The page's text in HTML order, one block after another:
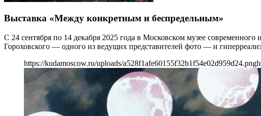
Выставка «Между конкретным и беспредельным»
С 24 сентября по 14 декабря 2025 года в Московском музее
Гороховского — одного из ведущих представителей фото — и
https://kudamoscow.ru/uploads/a528f1afe60155f32b1f54e02d959d24.png